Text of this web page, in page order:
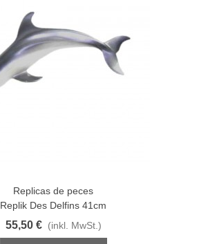
Replicas de peces
Replik Des Delfins 41cm
55,50 € (inkl. MwSt.)